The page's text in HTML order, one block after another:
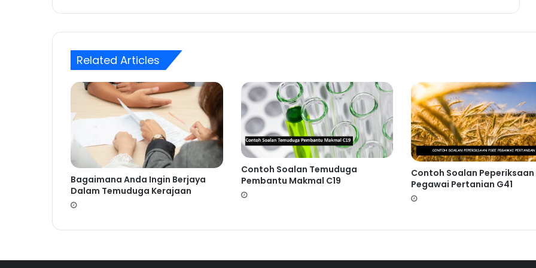
Related Articles
Bagaimana Anda Ingin Berjaya
Dalam Temuduga Kerajaan
Contoh Soalan Temuduga
Pembantu Makmal C19
Contoh Soalan Peperiksaan
Pegawai Pertanian G41